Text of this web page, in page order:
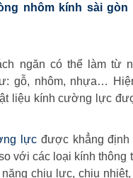
nhôm kính sài gòn
ngăn có thể làm từ
gỗ, nhôm, nhựa…
liệu kính cường lực
lựcđược khẳng định
với các loại kính
chịu lực, chịu